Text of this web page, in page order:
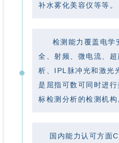
补水雾化美容仪等等。
检测能力覆盖电学
全、射频、微电流、
析、IPL脉冲光和激光
是屈指可数可同时进
标检测分析的检测机构
国内能力认可方面